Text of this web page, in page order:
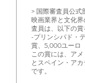
> 国際審査員公式
映画業界と文化
査員は、以下の賞
-プリンシパド・
賞、5,000ユーロ
この賞には、ア
とスペイン・ア
です。